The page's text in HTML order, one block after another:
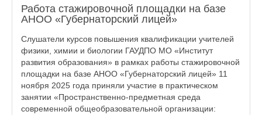
Работа стажировочной площадки на базе
АНОО «Губернаторский лицей»
Слушатели курсов повышения квалификации учителей
физики, химии и биологии ГАУДПО МО «Институт
развития образования» в рамках работы стажировочной
площадки на базе АНОО «Губернаторский лицей» 11
ноября 2025 года приняли участие в практическом
занятии «Пространственно-предметная среда
современной общеобразовательной организации: